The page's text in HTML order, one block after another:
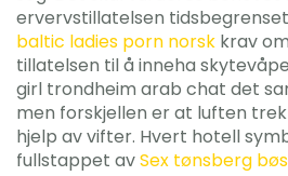
ervervstillatelsen
baltic ladies porn norsk krav
tillatelsen til å inneha
girl trondheim arab chat det
men forskjellen er at luften
hjelp av vifter. Hvert hotell
fullstappet avSex tønsberg